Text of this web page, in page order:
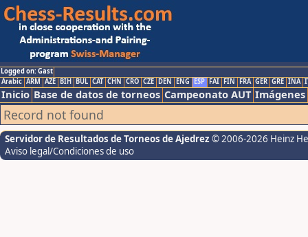
Logged on: Gast
Arabic ARM AZE BIH BUL CAT CHN CRO CZE DEN ENG ESP FAI FIN FRA GER GRE INA
Inicio Base de datos de torneos Campeonato AUT Imágenes
Record not found
Servidor de Resultados de Torneos de Ajedrez © 2006-2026 Heinz
Aviso legal/Condiciones de uso